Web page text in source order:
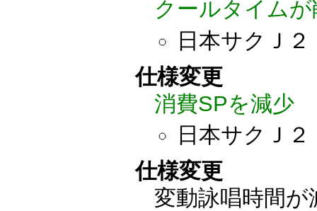
クールタイムが
日本サクＪ
仕様変更
消費SPを減少
日本サクＪ２
仕様変更
変動詠唱時間が